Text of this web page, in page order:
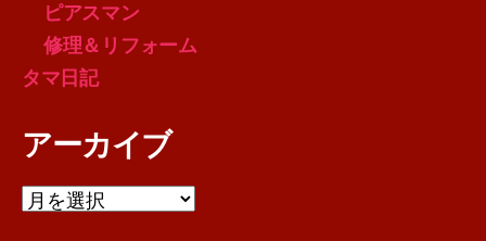
ピアスマン
修理＆リフォーム
タマ日記
アーカイブ
ア
ー